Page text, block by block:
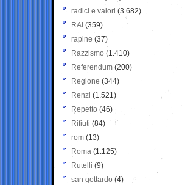
radici e valori (3.682)
RAI (359)
rapine (37)
Razzismo (1.410)
Referendum (200)
Regione (344)
Renzi (1.521)
Repetto (46)
Rifiuti (84)
rom (13)
Roma (1.125)
Rutelli (9)
san gottardo (4)